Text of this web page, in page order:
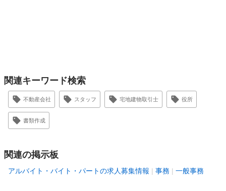
関連キーワード検索
不動産会社 スタッフ 宅地建物取引士 役所
書類作成
関連の掲示板
アルバイト・バイト・パートの求人募集情報 事務 一般事務